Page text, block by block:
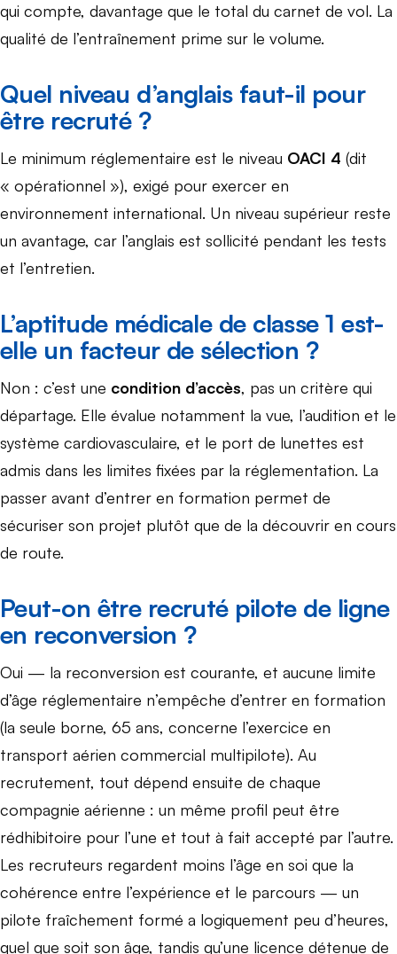
qui compte, davantage que le total du carnet de vol. La
qualité de l’entraînement prime sur le volume.
Quel niveau d’anglais faut-il pour
être recruté ?
Le minimum réglementaire est le niveau OACI 4 (dit
« opérationnel »), exigé pour exercer en
environnement international. Un niveau supérieur reste
un avantage, car l’anglais est sollicité pendant les tests
et l’entretien.
L’aptitude médicale de classe 1 est-
elle un facteur de sélection ?
Non : c’est une condition d’accès, pas un critère qui
départage. Elle évalue notamment la vue, l’audition et le
système cardiovasculaire, et le port de lunettes est
admis dans les limites fixées par la réglementation. La
passer avant d’entrer en formation permet de
sécuriser son projet plutôt que de la découvrir en cours
de route.
Peut-on être recruté pilote de ligne
en reconversion ?
Oui — la reconversion est courante, et aucune limite
d’âge réglementaire n’empêche d’entrer en formation
(la seule borne, 65 ans, concerne l’exercice en
transport aérien commercial multipilote). Au
recrutement, tout dépend ensuite de chaque
compagnie aérienne : un même profil peut être
rédhibitoire pour l’une et tout à fait accepté par l’autre.
Les recruteurs regardent moins l’âge en soi que la
cohérence entre l’expérience et le parcours — un
pilote fraîchement formé a logiquement peu d’heures,
quel que soit son âge, tandis qu’une licence détenue de